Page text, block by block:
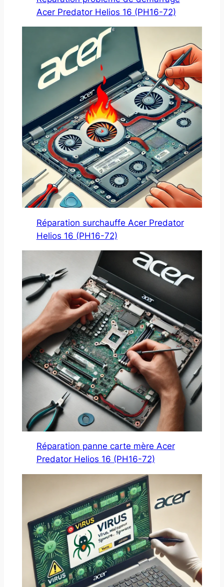
Acer Predator Helios 16 (PH16-72)
Réparation surchauffe Acer Predator
Helios 16 (PH16-72)
Réparation panne carte mère Acer
Predator Helios 16 (PH16-72)